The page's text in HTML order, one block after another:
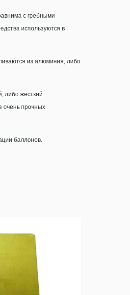
с гребными
используются в
из алюминия, либо
либо жесткий
очень прочных
баллонов.